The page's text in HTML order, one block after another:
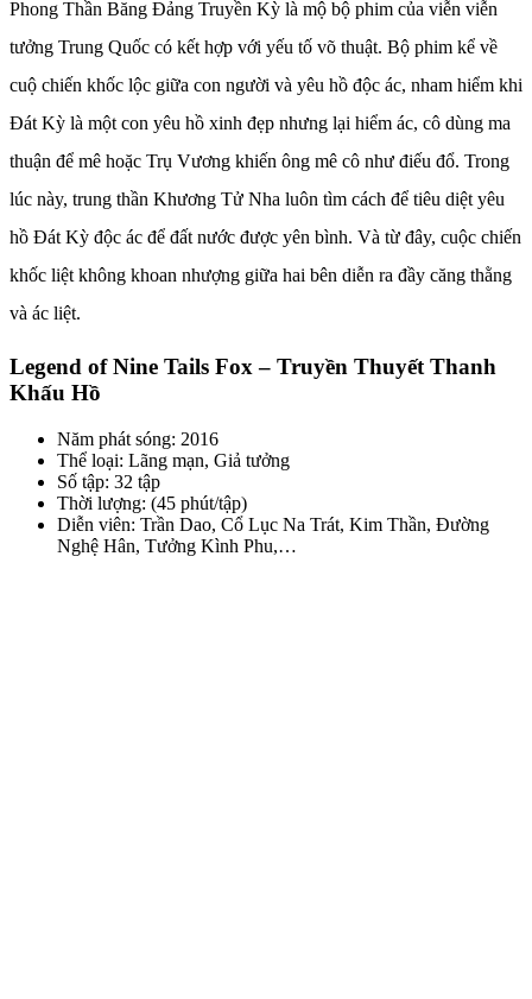
Phong Thần Băng Đảng Truyền Kỳ là mộ bộ phim của viễn viễn
tưởng Trung Quốc có kết hợp với yếu tố võ thuật. Bộ phim kể về
cuộ chiến khốc lộc giữa con người và yêu hồ độc ác, nham hiểm khi
Đát Kỳ là một con yêu hồ xinh đẹp nhưng lại hiểm ác, cô dùng ma
thuận để mê hoặc Trụ Vương khiến ông mê cô như điếu đổ. Trong
lúc này, trung thần Khương Tử Nha luôn tìm cách để tiêu diệt yêu
hồ Đát Kỳ độc ác để đất nước được yên bình. Và từ đây, cuộc chiến
khốc liệt không khoan nhượng giữa hai bên diễn ra đầy căng thằng
và ác liệt.
Legend of Nine Tails Fox – Truyền Thuyết Thanh
Khấu Hồ
Năm phát sóng: 2016
Thể loại: Lãng mạn, Giả tưởng
Số tập: 32 tập
Thời lượng: (45 phút/tập)
Diễn viên: Trần Dao, Cổ Lục Na Trát, Kim Thần, Đường
Nghệ Hân, Tưởng Kình Phu,…